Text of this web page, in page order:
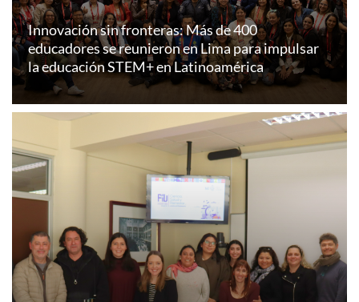
Innovación sin fronteras: Más de 400
educadores se reunieron en Lima para impulsar
la educación STEM+ en Latinoamérica